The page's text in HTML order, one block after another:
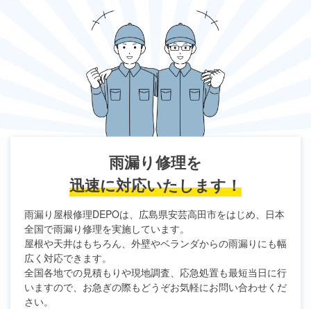
雨漏り修理を
迅速に対応いたします！
雨漏り屋根修理DEPOは、広島県安芸高田市をはじめ、日本
全国で雨漏り修理を実施しています。
屋根や天井はもちろん、外壁やベランダからの雨漏りにも幅
広く対応できます。
全国各地での見積もりや現地調査、応急処置も最短当日に行
いますので、お急ぎの際もどうぞお気軽にお問い合わせくだ
さい。